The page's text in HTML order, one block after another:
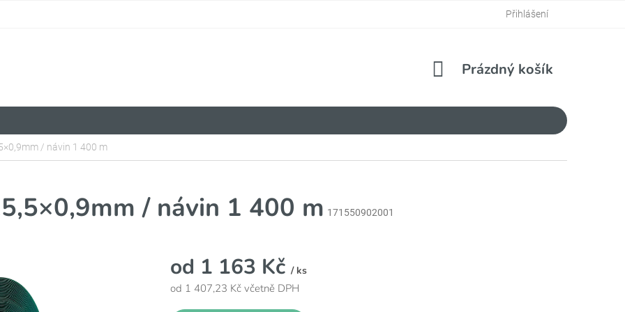
Přihlášení
NÁKUPNÍ
Prázdný košík
/ návin 1 400 m
/ návin 1 400 m 171550902001
od 1 163 Kč / ks
od 1 407,23 Kč včetně DPH